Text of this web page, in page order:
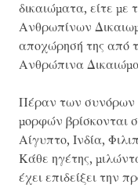
δικαιώματα, είτε
Ανθρωπίνων
αποχώρησή της από
Ανθρώπινα
Πέραν των συνόρων
μορφών βρίσκονται
Αίγυπτο, Ινδία,
Κάθε ηγέτης,
έχει επιδείξει την